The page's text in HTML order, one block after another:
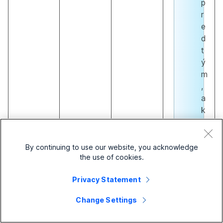
p
r
e
d
t
ý
m
,
a
k
o
h
By continuing to use our website, you acknowledge
the use of cookies.
Privacy Statement
Change Settings